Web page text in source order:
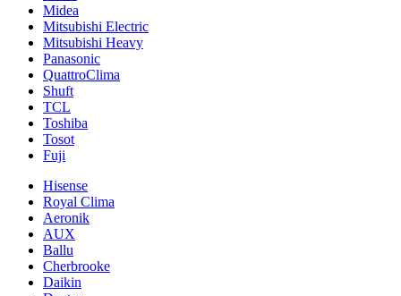
Midea
Mitsubishi Electric
Mitsubishi Heavy
Panasonic
QuattroClima
Shuft
TCL
Toshiba
Tosot
Fuji
Hisense
Royal Clima
Aeronik
AUX
Ballu
Cherbrooke
Daikin